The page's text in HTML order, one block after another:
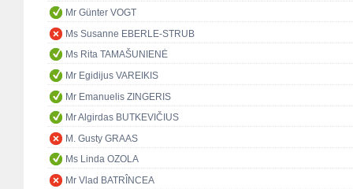
Mr Günter VOGT
Ms Susanne EBERLE-STRUB
Ms Rita TAMAŠUNIENĖ
Mr Egidijus VAREIKIS
Mr Emanuelis ZINGERIS
Mr Algirdas BUTKEVIČIUS
M. Gusty GRAAS
Ms Linda OZOLA
Mr Vlad BATRÎNCEA